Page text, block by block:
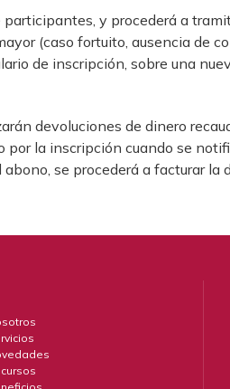
y procederá a
(caso fortuito, ausencia de
de inscripción, sobre una
devoluciones de dinero
la inscripción cuando se
se procederá a facturar